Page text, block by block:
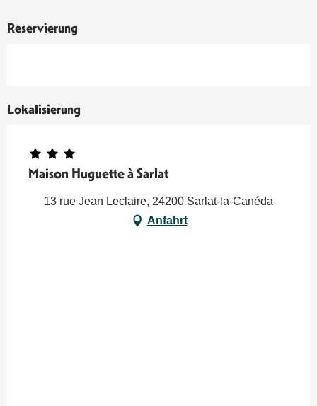
Reservierung
Lokalisierung
Maison Huguette à Sarlat
13 rue Jean Leclaire, 24200 Sarlat-la-Canéda
Anfahrt